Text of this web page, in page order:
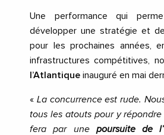
Une performance qui
développer une stratégie et
pour les prochaines années,
infrastructures compétitives,
l’Atlantique inauguré en mai
« La concurrence est rude.
tous les atouts pour y
fera par une poursuite de